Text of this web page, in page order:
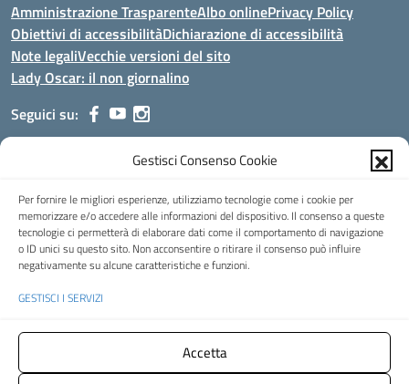
Gestisci Consenso Cookie
Per fornire le migliori esperienze, utilizziamo tecnologie come i cookie per
memorizzare e/o accedere alle informazioni del dispositivo. Il consenso a queste
tecnologie ci permetterà di elaborare dati come il comportamento di navigazione
o ID unici su questo sito. Non acconsentire o ritirare il consenso può influire
negativamente su alcune caratteristiche e funzioni.
GESTISCI I SERVIZI
Accetta
Amministrazione TrasparenteAlbo onlinePrivacy Policy
Obiettivi di accessibilitàDichiarazione di accessibilità
Note legaliVecchie versioni del sito
Lady Oscar: il non giornalino
Seguici su:
Viale Aldo Moro, 51 - 24021 Albino (Bg)
Posta elettronica certificata (PEC):bgis00900b@pec.istruzione.it
Codice fiscale: 95002390169
Codice meccanografico:BGIS00900B
Codice unico di fatturazione (CUF): UFMHLX
Spazio web concesso in uso gratuito daWeb3king, via Pertini 8 ALBINO